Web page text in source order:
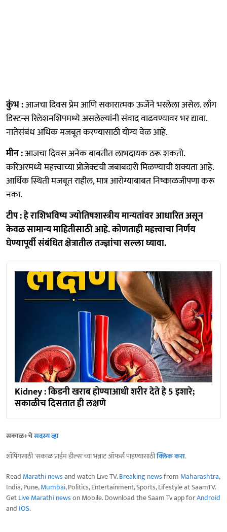
कुंभ :आजचा दिवस प्रेम आणि सकारात्मक ऊर्जेने भरलेला असेल. लाँग
डिस्टन्स रिलेशनशिपमध्ये असलेल्यांनी संवाद वाढवण्यावर भर द्यावा.
नातेसंबंध अधिक मजबूत करण्यासाठी योग्य वेळ आहे.
मीन :आजचा दिवस अनेक बाबतीत लाभदायक ठरू शकतो.
करिअरमध्ये महत्त्वाच्या प्रोजेक्टची जबाबदारी मिळण्याची शक्यता आहे.
आर्थिक स्थिती मजबूत राहील, मात्र आरोग्याबाबत निष्काळजीपणा करू
नका.
टीप : हे राशिभविष्य ज्योतिषशास्त्रीय मान्यतांवर आधारित असून
केवळ सामान्य माहितीसाठी आहे. कोणताही महत्त्वाचा निर्णय
घेण्यापूर्वी संबंधित क्षेत्रातील तज्ज्ञांचा सल्ला घ्यावा.
Kidney : किडनी खराब होण्याआधी शरीर देते हे 5 इशारे;
सकाळीच दिसतात ही लक्षणे
सकाळ+चेसदस्य व्हा
शॉपिंगसाठी 'सकाळ प्राईम डील्स'च्या भन्नाट ऑफर्स पाहण्यासाठीक्लिक करा.
Read Marathi newsand watch Live TV.Breaking newsfrom Maharashtra,
India, Pune,Mumbai, Politics, Entertainment, Sports, Lifestyle at SaamTV.
GetLive Marathi newson Mobile. Download the Saam Tv app forAndroid
and IOS.